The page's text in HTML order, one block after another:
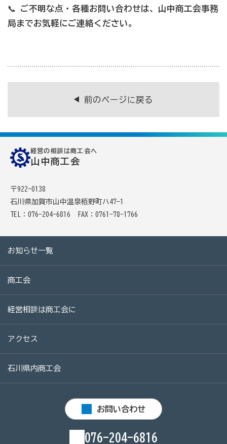
📞 ご不明な点・各種お問い合わせは、山中商工会事務
局までお気軽にご連絡ください。
前のページに戻る
経営の相談は商工会へ
山中商工会
〒922-0138
石川県加賀市山中温泉栢野町ハ47-1
TEL：076-204-6816
FAX：0761-78-1766
お知らせ一覧
商工会
経営相談は商工会に
アクセス
石川県内商工会
お問い合わせ
076-204-6816
ら、ホームページが無料で作れます。
メリットがいっぱい、労働保険事務
リテールマーケティング（販売士）検定試験
行きます・聞きます・提案します そして伴走します～
商工会の支援事例～
会報「商工かが．のと」
目的 事業内容
青年部について 女性部について
採用情報
山中商工会 役員名簿
山中商工会 Eメールアドレス